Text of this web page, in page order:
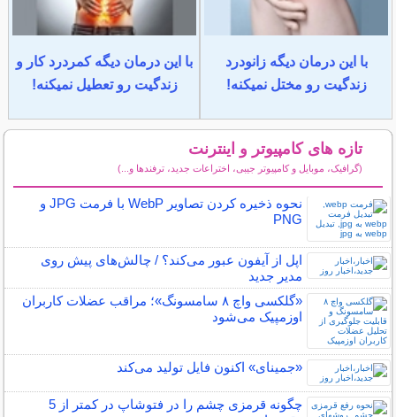
با این درمان دیگه زانودرد
زندگیت رو مختل نمیکنه!
با این درمان دیگه کمردرد کار و
زندگیت رو تعطیل نمیکنه!
تازه های کامپیوتر و اینترنت
(گرافیک، موبایل و کامپیوتر جیبی، اختراعات جدید، ترفندها و...)
نحوه ذخیره‌ کردن تصاویر WebP با فرمت JPG و
PNG
اپل از آیفون عبور می‌کند؟ / چالش‌های پیش روی
مدیر جدید
«گلکسی واچ ۸ سامسونگ»؛ مراقب عضلات کاربران
اوزمپیک می‌شود
«جمینای» اکنون فایل تولید می‌کند
چگونه قرمزی چشم را در فتوشاپ در کمتر از 5